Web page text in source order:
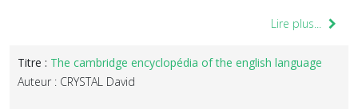
Lire plus...
Titre : The cambridge encyclopédia of the english language
Auteur : CRYSTAL David